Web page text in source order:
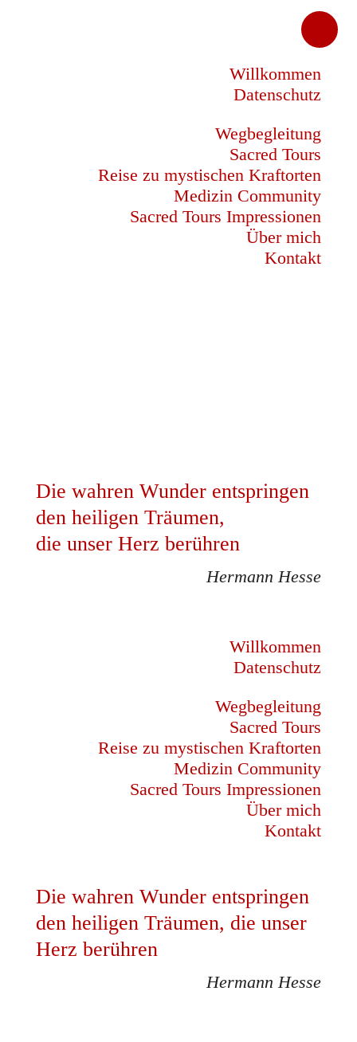
Willkommen
Datenschutz
Wegbegleitung
Sacred Tours
Reise zu mystischen Kraftorten
Medizin Community
Sacred Tours Impressionen
Über mich
Kontakt
Die wahren Wunder entspringen
den heiligen Träumen,
die unser Herz berühren
Hermann Hesse
Willkommen
Datenschutz
Wegbegleitung
Sacred Tours
Reise zu mystischen Kraftorten
Medizin Community
Sacred Tours Impressionen
Über mich
Kontakt
Die wahren Wunder entspringen
den heiligen Träumen, die unser
Herz berühren
Hermann Hesse